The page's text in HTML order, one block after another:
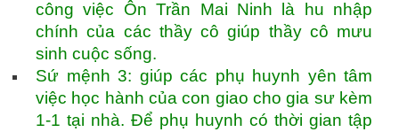
công việc Ôn Trần Mai Ninh là hu nhập
chính của các thầy cô giúp thầy cô mưu
sinh cuộc sống.
Sứ mệnh 3: giúp các phụ huynh yên tâm
việc học hành của con giao cho gia sư kèm
1-1 tại nhà. Để phụ huynh có thời gian tập